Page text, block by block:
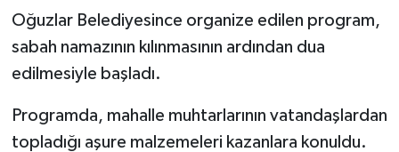
Oğuzlar Belediyesince organize edilen program,
sabah namazının kılınmasının ardından dua
edilmesiyle başladı.
Programda, mahalle muhtarlarının vatandaşlardan
topladığı aşure malzemeleri kazanlara konuldu.